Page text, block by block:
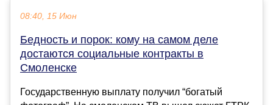
08:40, 15 Июн
Бедность и порок: кому на самом деле
достаются социальные контракты в
Смоленске
Государственную выплату получил “богатый